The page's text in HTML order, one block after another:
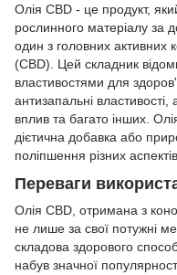
Олія CBD - це продукт,
рослинного матеріалу за
один з головних активних
(CBD). Цей складник
властивостями для
антизапальні
вплив та багато інших.
дієтична добавка або
поліпшення різних
Переваги
Олія CBD, отримана з
не лише за свої потужні
складова здорового
набув значної